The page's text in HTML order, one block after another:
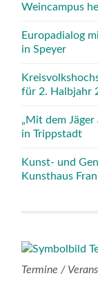
Weincampus
Europadialog
in Speyer
für 2. Halbjahr
„Mit dem
in Trippstadt
Kunst- und
Kunsthaus
Termine /